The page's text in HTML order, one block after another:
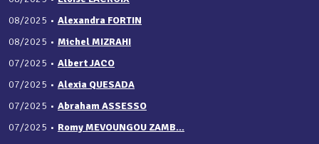
08/2025 • Alexandra FORTIN
08/2025 • Michel MIZRAHI
07/2025 • Albert JACO
07/2025 • Alexia QUESADA
07/2025 • Abraham ASSESSO
07/2025 • Romy MEVOUNGOU ZAMB...